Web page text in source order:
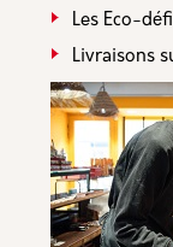
Les Eco-
Livraisons